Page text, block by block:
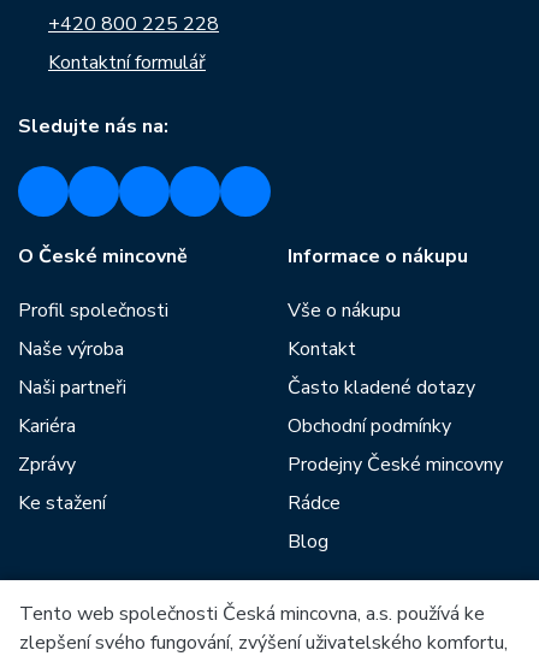
+420 800 225 228
Kontaktní formulář
Sledujte nás na:
O České mincovně
Profil společnosti
Naše výroba
Naši partneři
Kariéra
Zprávy
Ke stažení
Informace o nákupu
Vše o nákupu
Kontakt
Často kladené dotazy
Obchodní podmínky
Prodejny České mincovny
Rádce
Blog
Mezi naše partnery patří:
Tento web společnosti Česká mincovna, a.s. používá ke
zlepšení svého fungování, zvýšení uživatelského komfortu,